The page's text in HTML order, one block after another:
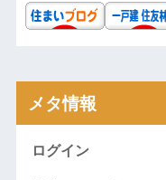
メタ情報
ログイン